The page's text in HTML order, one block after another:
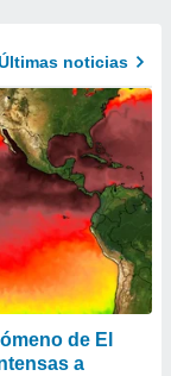
noticias
de El
a